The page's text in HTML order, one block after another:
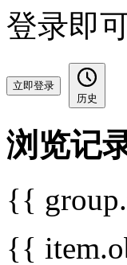
登录即
立即登录
历史
浏览记
{{
{{